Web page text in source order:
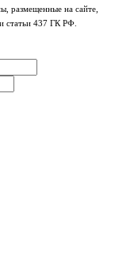
размещенные на сайте,
статьи 437 ГК РФ.